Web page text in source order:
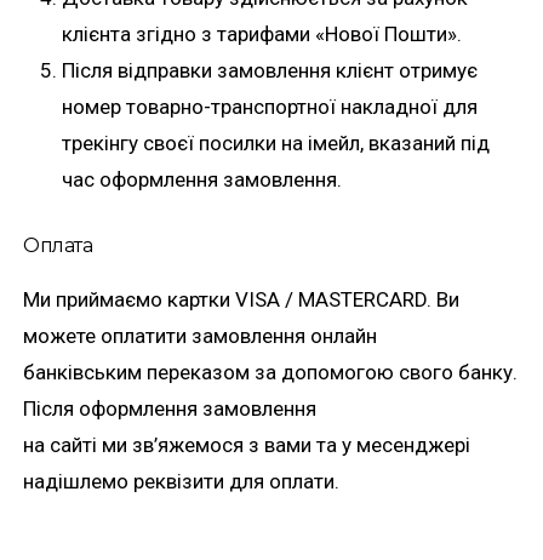
клієнта згідно з тарифами «Нової Пошти».
Після відправки замовлення клієнт отримує
номер товарно-транспортної накладної для
трекінгу своєї посилки на імейл, вказаний під
час оформлення замовлення.
Оплата
Ми приймаємо картки VISA / MASTERCARD. Ви
можете оплатити замовлення онлайн
банківським переказом за допомогою свого банку.
Після оформлення замовлення
на сайті ми зв’яжемося з вами та у месенджері
надішлемо реквізити для оплати.